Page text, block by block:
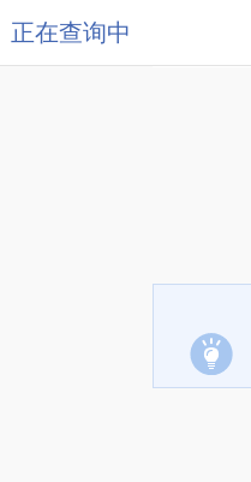
正在查询中